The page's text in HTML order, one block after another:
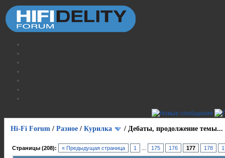
Hi-Fi Forum / Разное / Курилка / Дебаты, продолжение темы...
Страницы (208): « Предыдущая страница 1 175 176 177 178